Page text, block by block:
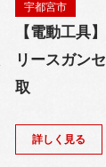
宇都宮市
【電動工具
リースガン
取
詳しく見る